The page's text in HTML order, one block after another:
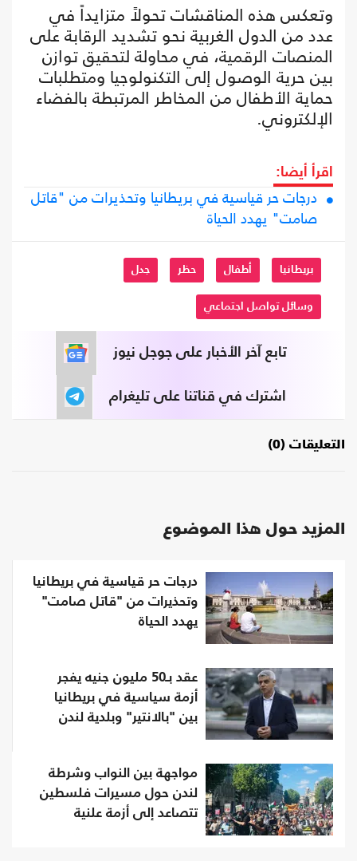
وتعكس هذه المناقشات تحولاً متزايداً في
عدد من الدول الغربية نحو تشديد الرقابة على
المنصات الرقمية، في محاولة لتحقيق توازن
بين حرية الوصول إلى التكنولوجيا ومتطلبات
حماية الأطفال من المخاطر المرتبطة بالفضاء
الإلكتروني.
اقرأ أيضا:
درجات حر قياسية في بريطانيا وتحذيرات من "قاتل
صامت" يهدد الحياة
بريطانيا أطفال حظر جدل
وسائل تواصل اجتماعي
تابع آخر الأخبار على جوجل نيوز
اشترك في قناتنا على تليغرام
التعليقات (0)
المزيد حول هذا الموضوع
درجات حر قياسية في بريطانيا
وتحذيرات من "قاتل صامت"
يهدد الحياة
عقد بـ50 مليون جنيه يفجر
أزمة سياسية في بريطانيا
بين "بالانتير" وبلدية لندن
مواجهة بين النواب وشرطة
لندن حول مسيرات فلسطين
تتصاعد إلى أزمة علنية